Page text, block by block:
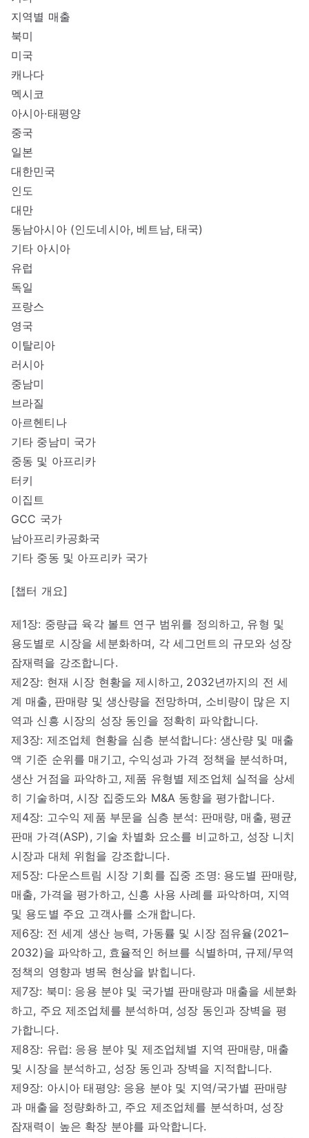
지역별 매출
북미
미국
캐나다
멕시코
아시아·태평양
중국
일본
대한민국
인도
대만
동남아시아 (인도네시아, 베트남, 태국)
기타 아시아
유럽
독일
프랑스
영국
이탈리아
러시아
중남미
브라질
아르헨티나
기타 중남미 국가
중동 및 아프리카
터키
이집트
GCC 국가
남아프리카공화국
기타 중동 및 아프리카 국가
[챕터 개요]
제1장: 중량급 육각 볼트 연구 범위를 정의하고, 유형 및
용도별로 시장을 세분화하며, 각 세그먼트의 규모와 성장
잠재력을 강조합니다.
제2장: 현재 시장 현황을 제시하고, 2032년까지의 전 세
계 매출, 판매량 및 생산량을 전망하며, 소비량이 많은 지
역과 신흥 시장의 성장 동인을 정확히 파악합니다.
제3장: 제조업체 현황을 심층 분석합니다: 생산량 및 매출
액 기준 순위를 매기고, 수익성과 가격 정책을 분석하며,
생산 거점을 파악하고, 제품 유형별 제조업체 실적을 상세
히 기술하며, 시장 집중도와 M&A 동향을 평가합니다.
제4장: 고수익 제품 부문을 심층 분석: 판매량, 매출, 평균
판매 가격(ASP), 기술 차별화 요소를 비교하고, 성장 니치
시장과 대체 위험을 강조합니다.
제5장: 다운스트림 시장 기회를 집중 조명: 용도별 판매량,
매출, 가격을 평가하고, 신흥 사용 사례를 파악하며, 지역
및 용도별 주요 고객사를 소개합니다.
제6장: 전 세계 생산 능력, 가동률 및 시장 점유율(2021–
2032)을 파악하고, 효율적인 허브를 식별하며, 규제/무역
정책의 영향과 병목 현상을 밝힙니다.
제7장: 북미: 응용 분야 및 국가별 판매량과 매출을 세분화
하고, 주요 제조업체를 분석하며, 성장 동인과 장벽을 평
가합니다.
제8장: 유럽: 응용 분야 및 제조업체별 지역 판매량, 매출
및 시장을 분석하고, 성장 동인과 장벽을 지적합니다.
제9장: 아시아 태평양: 응용 분야 및 지역/국가별 판매량
과 매출을 정량화하고, 주요 제조업체를 분석하며, 성장
잠재력이 높은 확장 분야를 파악합니다.